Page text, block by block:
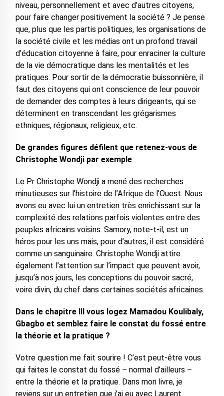
niveau, personnellement et avec d’autres citoyens,
pour faire changer positivement la société ? Je pense
que, plus que les partis politiques, les organisations de
la société civile et les médias ont un profond travail
d’éducation citoyenne à faire, pour enraciner la culture
de la vie démocratique dans les mentalités et les
pratiques. Pour sortir de la démocratie buissonnière, il
faut des citoyens qui ont conscience de leur pouvoir
de demander des comptes à leurs dirigeants, qui se
déterminent en transcendant les grégarismes
ethniques, régionaux, religieux, etc.
De grandes figures défilent que retenez-vous de
Christophe Wondji par exemple
Le Pr Christophe Wondji a mené des recherches
minutieuses sur l’histoire de l’Afrique de l’Ouest. Nous
avons eu avec lui un entretien très enrichissant sur la
complexité des relations parfois violentes entre des
peuples africains voisins. Samory, note-t-il, est un
héros pour les uns mais, pour d’autres, il est considéré
comme un sanguinaire. Christophe Wondji attire
également l’attention sur l’impact que peuvent avoir,
jusqu’à nos jours, les conceptions du pouvoir sacré,
voire divin, du chef dans certaines sociétés africaines.
Dans le chapitre III vous logez Mamadou Koulibaly,
Gbagbo et semblez faire le constat du fossé entre
la théorie et la pratique ?
Votre question me fait sourire ! C’est peut-être vous
qui faites le constat du fossé – normal d’ailleurs –
entre la théorie et la pratique. Dans mon livre, je
reviens sur un entretien que j’ai eu avec Laurent